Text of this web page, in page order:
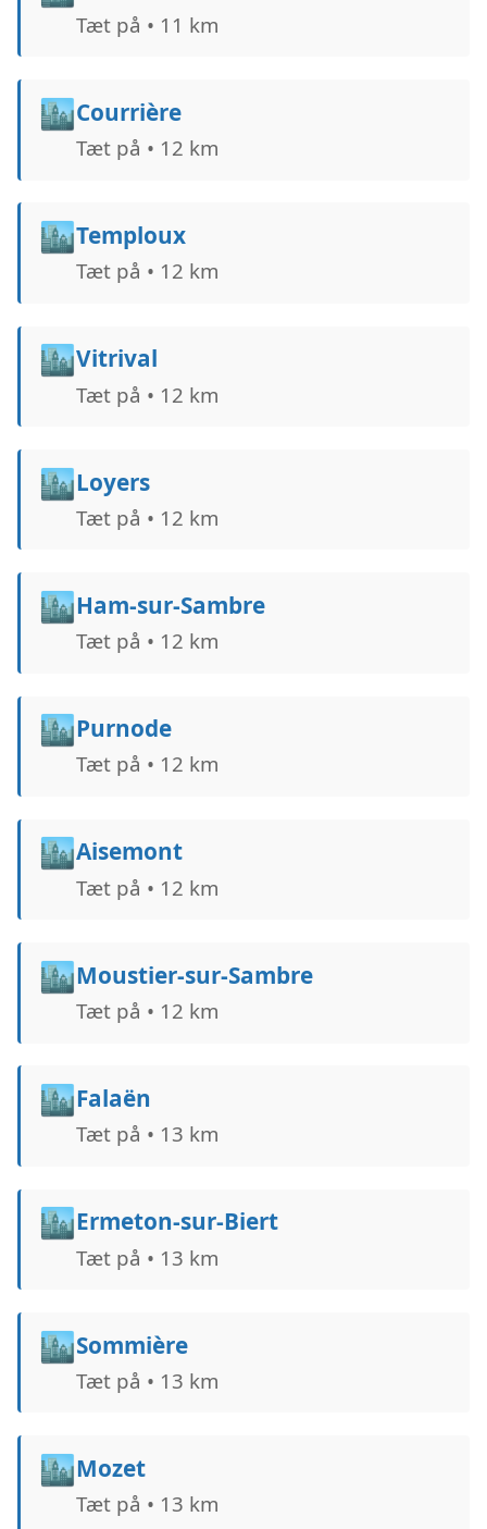
Tæt på • 11 km
🏙️Courrière
Tæt på • 12 km
🏙️Temploux
Tæt på • 12 km
🏙️Vitrival
Tæt på • 12 km
🏙️Loyers
Tæt på • 12 km
🏙️Ham-sur-Sambre
Tæt på • 12 km
🏙️Purnode
Tæt på • 12 km
🏙️Aisemont
Tæt på • 12 km
🏙️Moustier-sur-Sambre
Tæt på • 12 km
🏙️Falaën
Tæt på • 13 km
🏙️Ermeton-sur-Biert
Tæt på • 13 km
🏙️Sommière
Tæt på • 13 km
🏙️Mozet
Tæt på • 13 km